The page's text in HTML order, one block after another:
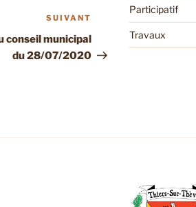
suivant
SUIVANT
conseil municipal
du 28/07/2020
Participatif
Travaux